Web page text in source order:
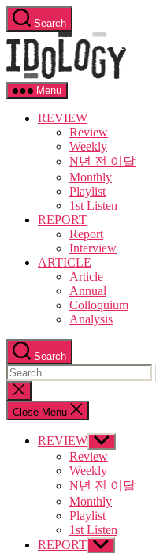
Skip
to
the
content
Search
Menu
REVIEW
Review
Weekly
N년 전 이달
Monthly
Playlist
1st Listen
REPORT
Report
Interview
ARTICLE
Article
Annual
Colloquium
Analysis
Search
Search
for:
Close
search
Close Menu
REVIEW Show
sub
menu
Review
Weekly
N년 전 이달
Monthly
Playlist
1st Listen
REPORT Show